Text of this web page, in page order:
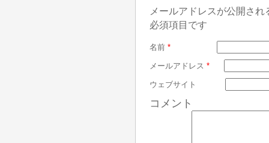
メールアドレスが公開さ
必須項目です
名前 *
メールアドレス *
ウェブサイト
コメント